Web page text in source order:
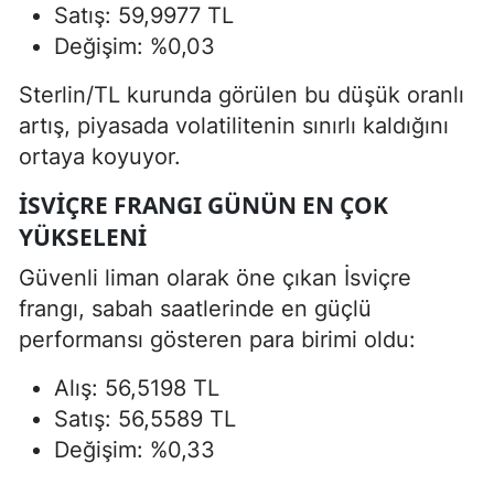
Satış: 59,9977 TL
Değişim: %0,03
Sterlin/TL kurunda görülen bu düşük oranlı
artış, piyasada volatilitenin sınırlı kaldığını
ortaya koyuyor.
İSVIÇRE FRANGI GÜNÜN EN ÇOK
YÜKSELENI
Güvenli liman olarak öne çıkan İsviçre
frangı, sabah saatlerinde en güçlü
performansı gösteren para birimi oldu:
Alış: 56,5198 TL
Satış: 56,5589 TL
Değişim: %0,33